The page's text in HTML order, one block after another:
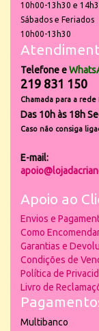
10h00-13h30 e
Sábados e Feriados
10h00-13h30
Telefone e
219 831 150
Chamada para a
Das 10h às 18h
Caso não consiga
E-mail:
Apoio ao
Envios e
Como
Garantias e
Condições de
Política de
Livro de
Multibanco